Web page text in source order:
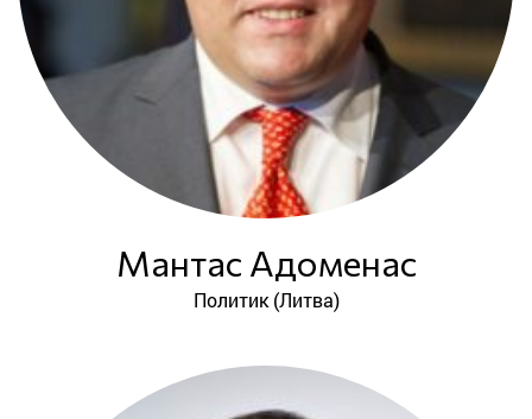
Мантас Адоменас
Политик (Литва)